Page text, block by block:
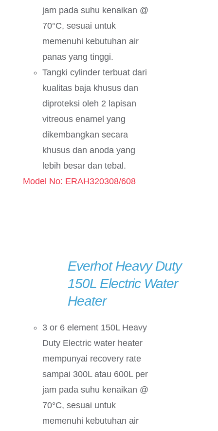
jam pada suhu kenaikan @
70°C, sesuai untuk
memenuhi kebutuhan air
panas yang tinggi.
Tangki cylinder terbuat dari
kualitas baja khusus dan
diproteksi oleh 2 lapisan
vitreous enamel yang
dikembangkan secara
khusus dan anoda yang
lebih besar dan tebal.
Model No: ERAH320308/608
Everhot Heavy Duty
150L Electric Water
Heater
3 or 6 element 150L Heavy
Duty Electric water heater
mempunyai recovery rate
sampai 300L atau 600L per
jam pada suhu kenaikan @
70°C, sesuai untuk
memenuhi kebutuhan air